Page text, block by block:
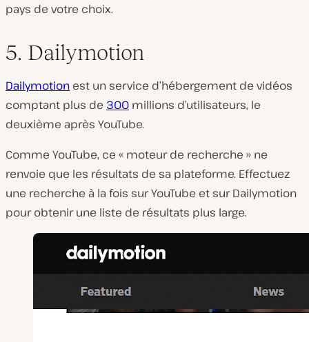
pays de votre choix.
5. Dailymotion
Dailymotion est un service d’hébergement de vidéos
comptant plus de 300 millions d’utilisateurs, le
deuxième après YouTube.
Comme YouTube, ce « moteur de recherche » ne
renvoie que les résultats de sa plateforme. Effectuez
une recherche à la fois sur YouTube et sur Dailymotion
pour obtenir une liste de résultats plus large.